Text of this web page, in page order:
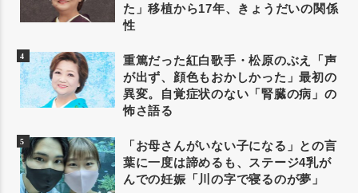
た」移植から17年、きょうだいの関係
性
重篤だった紅白歌手・松原のぶえ「声
が出ず、顔色もおかしかった」最初の
異変。自覚症状のない「腎臓の病」の
怖さ語る
「お母さんがいない子になる」との言
葉に一度は諦めるも、ステージ4乳が
んでの妊娠「川の字で寝るのが夢」